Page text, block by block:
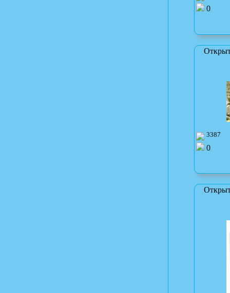
0
3387
0